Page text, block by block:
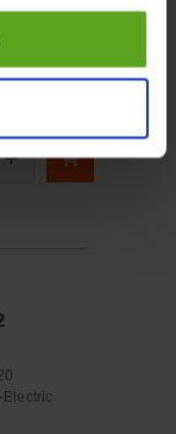
+